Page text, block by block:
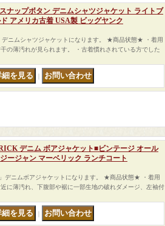
ナップボタン デニムシャツジャケット ライトブ
アメリカ古着 USA製 ビッグヤンク
デニムシャツジャケットになります。 ★商品状態★ ・着用
の薄汚れが見られます。 ・古着慣れされている方でした
デニム ボアジャケット■ビンテージ オール
ージャン マーベリック ランチコート
デニムボアジャケットになります。 ★商品状態★ ・着用
に薄汚れ、下腹部や裾に一部生地の破れダメージ、左袖付